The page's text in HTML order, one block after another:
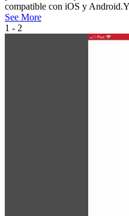
compatible con iOS y
See More
1 - 2